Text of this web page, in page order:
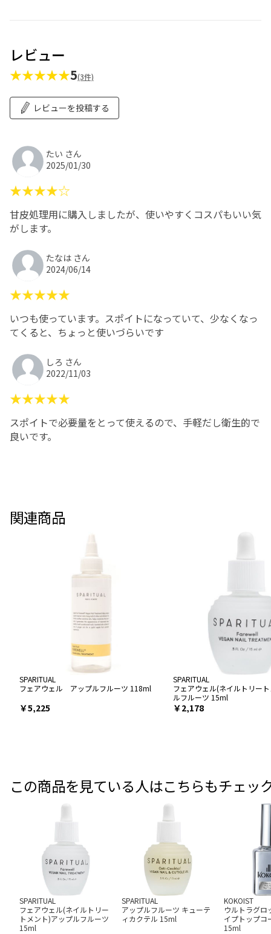
レビュー
★★★★★5(3件)
レビューを投稿する
たい さん
2025/01/30
★★★★☆
甘皮処理用に購入しましたが、使いやすくコスパもいい気
がします。
たなは さん
2024/06/14
★★★★★
いつも使っています。スポイトになっていて、少なくなっ
てくると、ちょっと使いづらいです
しろ さん
2022/11/03
★★★★★
スポイトで必要量をとって使えるので、手軽だし衛生的で
良いです。
関連商品
SPARITUAL
フェアウェル アップルフルーツ 118ml
￥5,225
SPARITUAL
フェアウェル(ネイルトリー
ルフルーツ 15ml
￥2,178
この商品を見ている人はこちらもチェッ
SPARITUAL
フェアウェル(ネイルトリー
トメント)アップルフルーツ
15ml
SPARITUAL
アップルフルーツ キューテ
ィカクテル 15ml
KOKOIST
ウルトラグロ
イプトップコ
15ml